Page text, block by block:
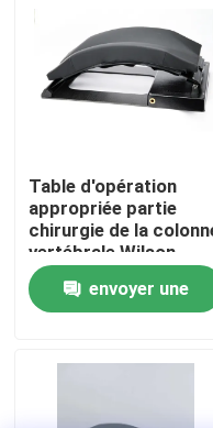
Contrôle de la qualité
nouvelles
Accessoires pour
Circuit hydraulique
Table d'opération
appropriée partie
chirurgie de la
vertébrale Wilson
cadre de la colonne
vertébraleenvoyer une